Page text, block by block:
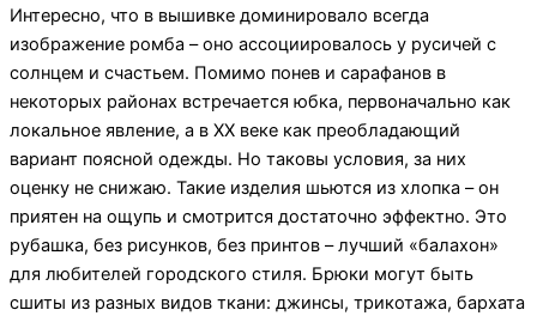
Интересно, что в вышивке доминировало всегда
изображение ромба – оно ассоциировалось у русичей с
солнцем и счастьем. Помимо понев и сарафанов в
некоторых районах встречается юбка, первоначально как
локальное явление, а в XX веке как преобладающий
вариант поясной одежды. Но таковы условия, за них
оценку не снижаю. Такие изделия шьются из хлопка – он
приятен на ощупь и смотрится достаточно эффектно. Это
рубашка, без рисунков, без принтов – лучший «балахон»
для любителей городского стиля. Брюки могут быть
сшиты из разных видов ткани: джинсы, трикотажа, бархата